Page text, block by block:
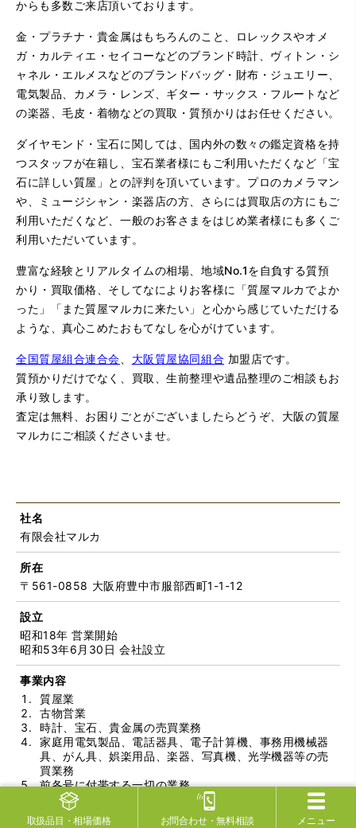
からも多数ご来店頂いております。
金・プラチナ・貴金属はもちろんのこと、ロレックスやオメ
ガ・カルティエ・セイコーなどのブランド時計、ヴィトン・シ
ャネル・エルメスなどのブランドバッグ・財布・ジュエリー、
電気製品、カメラ・レンズ、ギター・サックス・フルートなど
の楽器、毛皮・着物などの買取・質預かりはお任せください。
ダイヤモンド・宝石に関しては、国内外の数々の鑑定資格を持
つスタッフが在籍し、宝石業者様にもご利用いただくなど「宝
石に詳しい質屋」との評判を頂いています。プロのカメラマン
や、ミュージシャン・楽器店の方、さらには買取店の方にもご
利用いただくなど、一般のお客さまをはじめ業者様にも多くご
利用いただいています。
豊富な経験とリアルタイムの相場、地域No.1を自負する質預
かり・買取価格、そしてなによりお客様に「質屋マルカでよか
った」「また質屋マルカに来たい」と心から感じていただける
ような、真心こめたおもてなしを心がけています。
全国質屋組合連合会 大阪質屋協同組合 加盟店です。
質預かりだけでなく、買取、生前整理や遺品整理のご相談もお
承り致します。
査定は無料、お困りごとがございましたらどうぞ、大阪の質屋
マルカにご相談くださいませ。
社名
有限会社マルカ
所在
〒561-0858 大阪府豊中市服部西町1-1-12
設立
昭和18年 営業開始
昭和53年6月30日 会社設立
事業内容
質屋業
古物営業
時計、宝石、貴金属の売買業務
家庭用電気製品、電話器具、電子計算機、事務用機械器
具、がん具、娯楽用品、楽器、写真機、光学機器等の売
買業務
前各号に付帯する一切の業務
電話番号
取扱品目 ・相場価格 お問合わせ・無料相談 メニュー